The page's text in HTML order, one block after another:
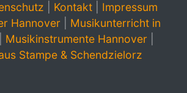
Kontakt
Impressum
Hannover
Musikunterricht in
Musikinstrumente Hannover
Stampe & Schendzielorz